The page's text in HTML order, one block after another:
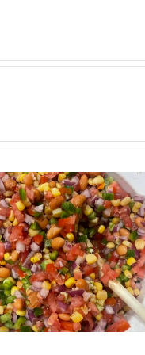
Los cereales
son sólo para
desayuno